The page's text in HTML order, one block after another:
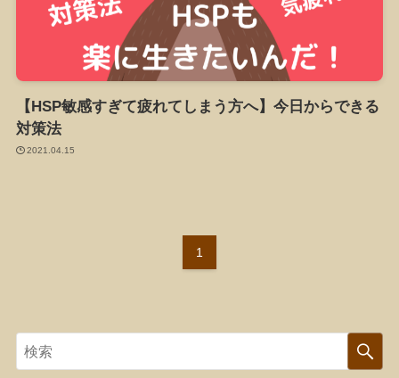
【HSP敏感すぎて疲れてしまう方へ】今日からできる
対策法
2021.04.15
1